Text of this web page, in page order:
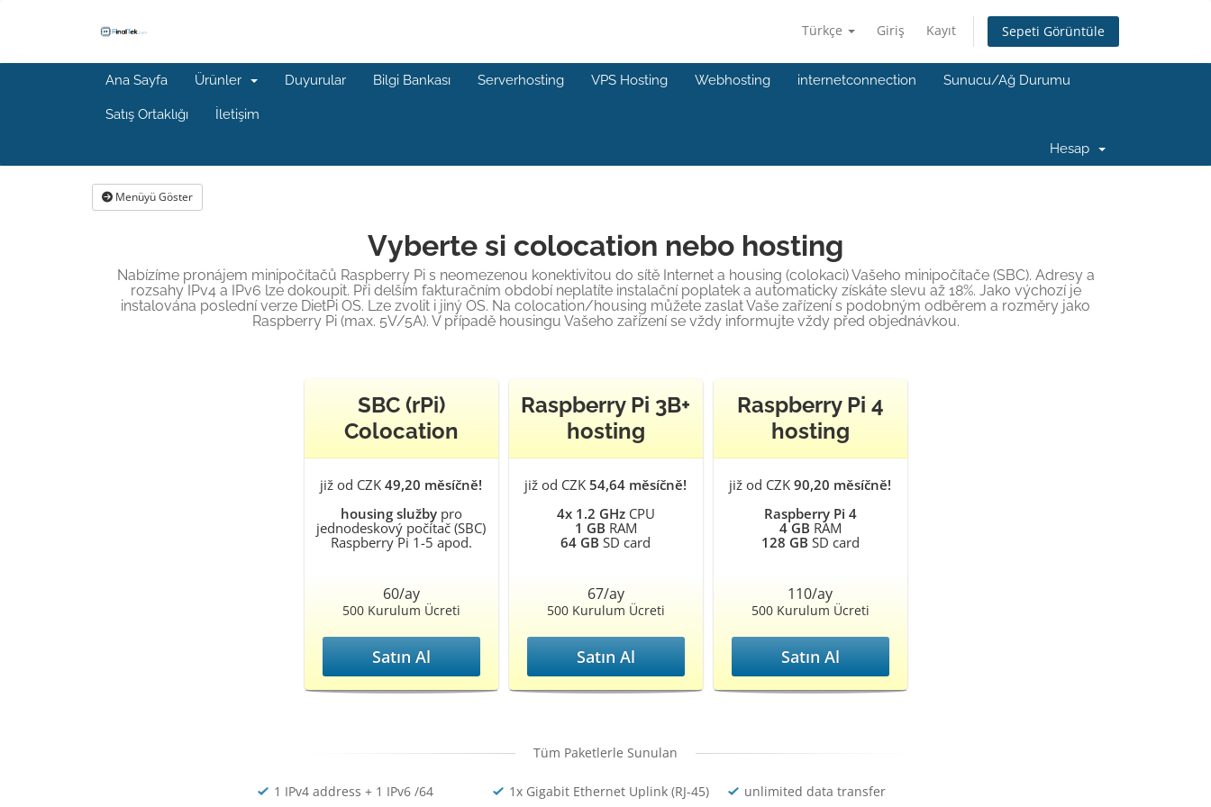
Türkçe Giriş Kayıt Sepeti Görüntüle
Ana Sayfa Ürünler Duyurular Bilgi Bankası Serverhosting VPS Hosting Webhosting internetconnection Sunucu/Ağ Durumu
Satış Ortaklığı İletişim
Hesap
Menüyü Göster
Vyberte si colocation nebo hosting
Nabízíme pronájem minipočítačů Raspberry Pi s neomezenou konektivitou do sítě Internet a housing (colokaci) Vašeho minipočítače (SBC). Adresy a
rozsahy IPv4 a IPv6 lze dokoupit. Při delším fakturačním období neplatíte instalační poplatek a automaticky získáte slevu až 18%. Jako výchozí je
instalována poslední verze DietPi OS. Lze zvolit i jiný OS. Na colocation/housing můžete zaslat Vaše zařízení s podobným odběrem a rozměry jako
Raspberry Pi (max. 5V/5A). V případě housingu Vašeho zařízení se vždy informujte vždy před objednávkou.
SBC (rPi)
Colocation
již od CZK 49,20 měsíčně!
housing službypro
jednodeskový počítač (SBC)
Raspberry Pi 1-5 apod.
60/ay
500 Kurulum Ücreti
Satın Al
Raspberry Pi 3B+
hosting
již od CZK 54,64 měsíčně!
4x 1.2 GHzCPU
1 GB RAM
64 GB SD card
67/ay
500 Kurulum Ücreti
Satın Al
Raspberry Pi 4
hosting
již od CZK 90,20 měsíčně!
Raspberry Pi 4
4 GB RAM
128 GB SD card
110/ay
500 Kurulum Ücreti
Satın Al
Tüm Paketlerle Sunulan
1 IPv4 address + 1 IPv6 /64 1x Gigabit Ethernet Uplink (RJ-45) unlimited data transfer